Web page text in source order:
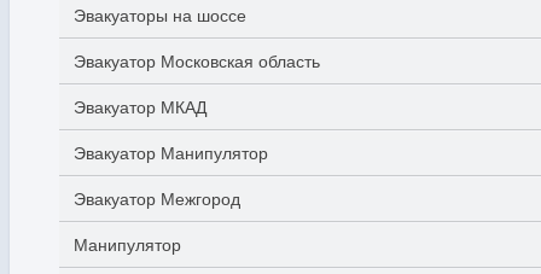
Эвакуаторы на шоссе
Эвакуатор Московская область
Эвакуатор МКАД
Эвакуатор Манипулятор
Эвакуатор Межгород
Манипулятор